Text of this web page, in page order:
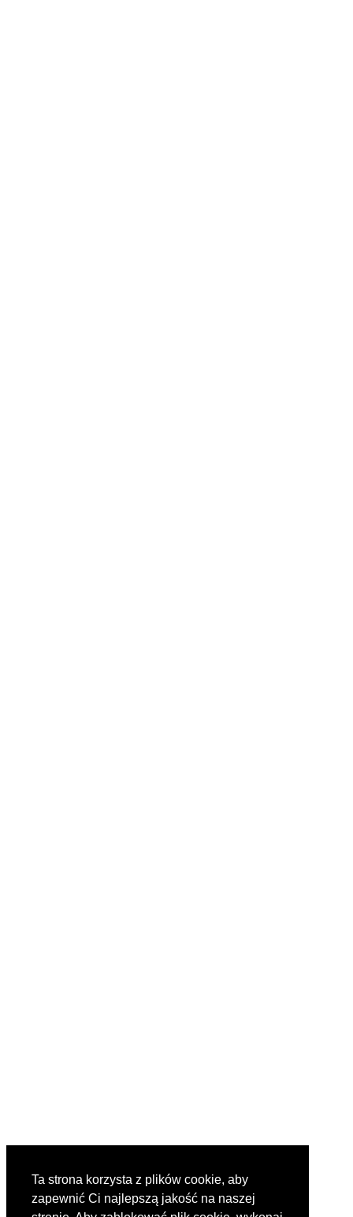
Ta strona korzysta z plików cookie, aby
zapewnić Ci najlepszą jakość na naszej